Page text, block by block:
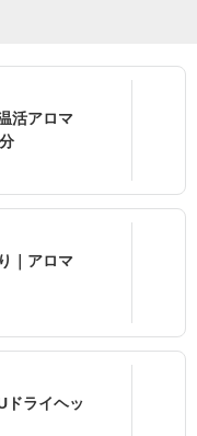
活アロマ
｜アロマ
ドライヘッ